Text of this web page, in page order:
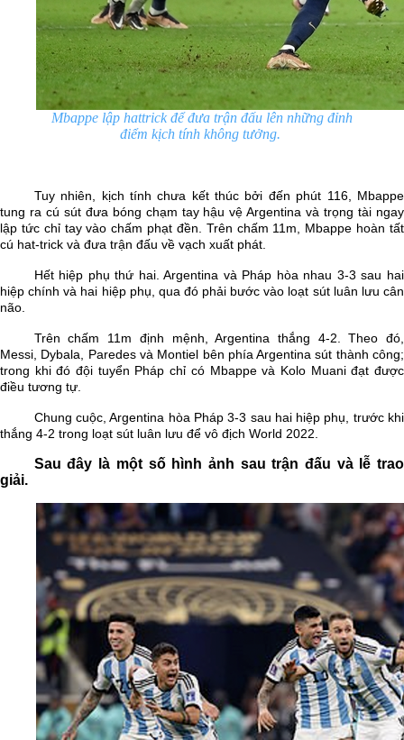
Mbappe lập hattrick để đưa trận đấu lên những đỉnh
điểm kịch tính không tưởng.
Tuy nhiên, kịch tính chưa kết thúc bởi đến phút 116, Mbappe
tung ra cú sút đưa bóng chạm tay hậu vệ Argentina và trọng tài ngay
lập tức chỉ tay vào chấm phạt đền. Trên chấm 11m, Mbappe hoàn tất
cú hat-trick và đưa trận đấu về vạch xuất phát.
Hết hiệp phụ thứ hai. Argentina và Pháp hòa nhau 3-3 sau hai
hiệp chính và hai hiệp phụ, qua đó phải bước vào loạt sút luân lưu cân
não.
Trên chấm 11m định mệnh, Argentina thắng 4-2. Theo đó,
Messi, Dybala, Paredes và Montiel bên phía Argentina sút thành công;
trong khi đó đội tuyển Pháp chỉ có Mbappe và Kolo Muani đạt được
điều tương tự.
Chung cuộc, Argentina hòa Pháp 3-3 sau hai hiệp phụ, trước khi
thắng 4-2 trong loạt sút luân lưu để vô địch World 2022.
Sau đây là một số hình ảnh sau trận đấu và lễ trao
giải.